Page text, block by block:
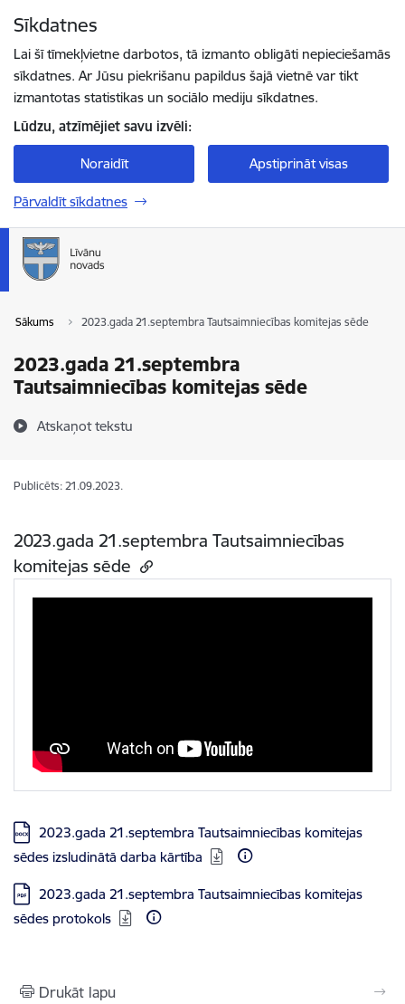
Sīkdatnes
Lai šī tīmekļvietne darbotos, tā izmanto obligāti nepieciešamās
sīkdatnes. Ar Jūsu piekrišanu papildus šajā vietnē var tikt
izmantotas statistikas un sociālo mediju sīkdatnes.
Lūdzu, atzīmējiet savu izvēli:
Noraidīt Apstiprināt visas
Pārvaldīt sīkdatnes
Sākums 2023.gada 21.septembra Tautsaimniecības komitejas sēde
2023.gada 21.septembra
Tautsaimniecības komitejas sēde
Atskaņot tekstu
Publicēts: 21.09.2023.
2023.gada 21.septembra Tautsaimniecības
komitejas sēde
Lejupielādēt:
2023.gada 21.septembra Tautsaimniecības komitejas
sēdes izsludinātā darba kārtība
Lejupielādēt:
2023.gada 21.septembra Tautsaimniecības komitejas
sēdes protokols
Drukāt lapu